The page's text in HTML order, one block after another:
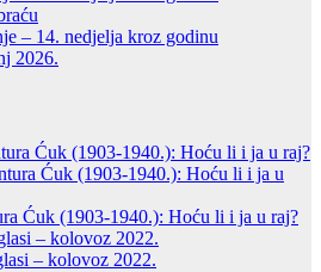
– 14. nedjelja kroz godinu
2026.
Ćuk (1903-1940.): Hoću li i ja u raj?
Ćuk (1903-1940.): Hoću li i ja u
Ćuk (1903-1940.): Hoću li i ja u raj?
– kolovoz 2022.
– kolovoz 2022.